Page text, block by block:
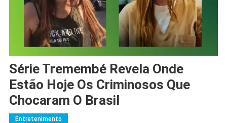
Série Tremembé Revela Onde
Estão Hoje Os Criminosos Que
Chocaram O Brasil
Entretenimento